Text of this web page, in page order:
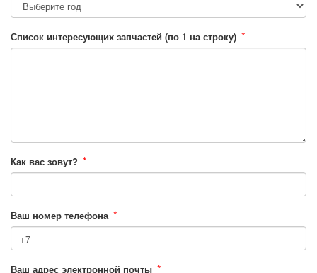
Список интересующих запчастей (по 1 на строку) *
Как вас зовут? *
Ваш номер телефона *
Ваш адрес электронной почты *